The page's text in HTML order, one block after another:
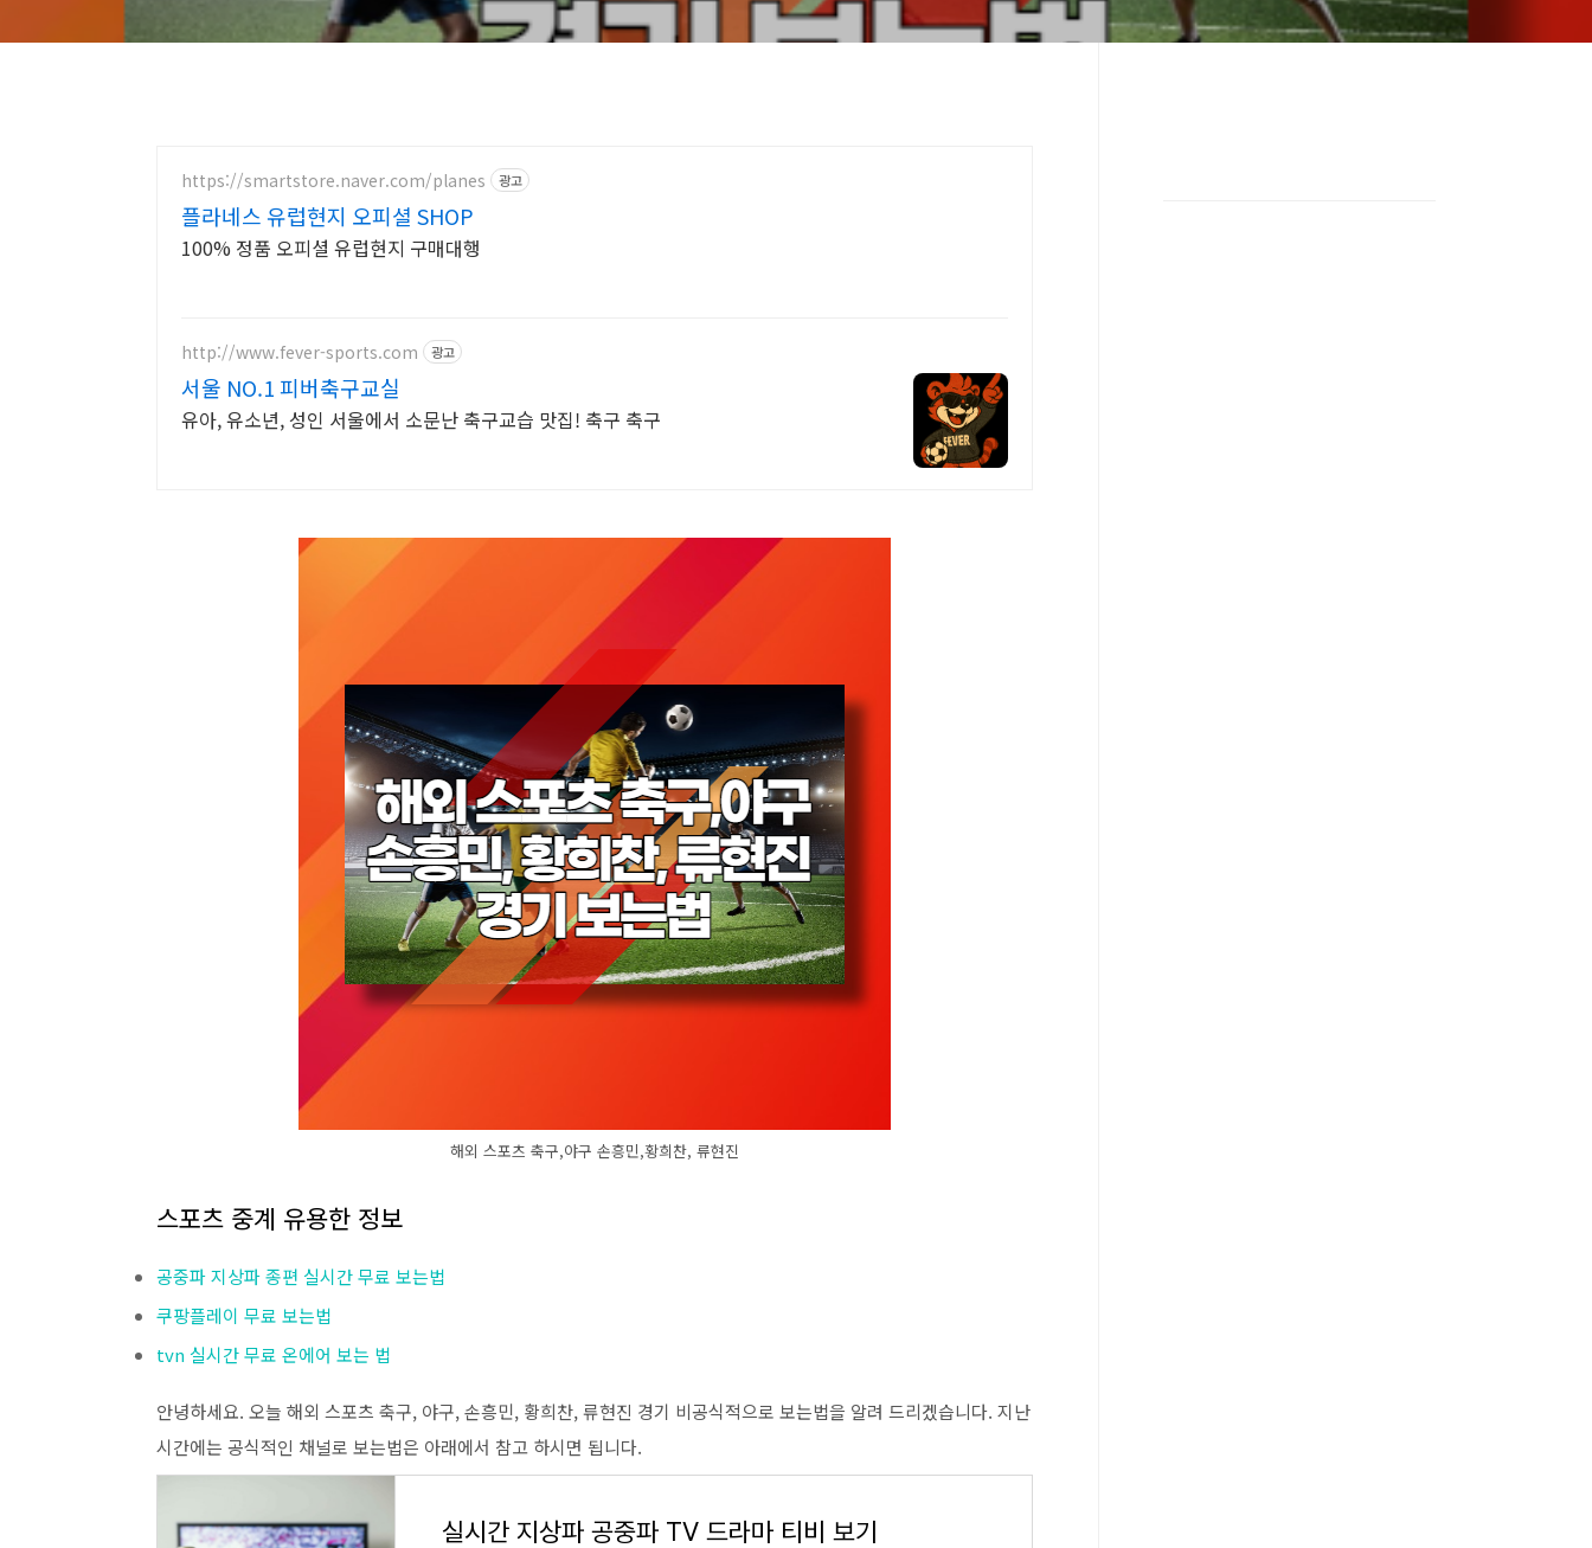
https://smartstore.naver.com/planes 광고
플라네스 유럽현지 오피셜 SHOP
100% 정품 오피셜 유럽현지 구매대행
http://www.fever-sports.com 광고
서울 NO.1 피버축구교실
유아, 유소년, 성인 서울에서 소문난 축구교습 맛집! 축구 축구
해외 스포츠 축구,야구 손흥민,황희찬, 류현진
스포츠 중계 유용한 정보
공중파 지상파 종편 실시간 무료 보는법
쿠팡플레이 무료 보는법
tvn 실시간 무료 온에어 보는 법
안녕하세요. 오늘 해외 스포츠 축구, 야구, 손흥민, 황희찬, 류현진 경기 비공식적으로 보는법을 알려 드리겠습니다. 지난
시간에는 공식적인 채널로 보는법은 아래에서 참고 하시면 됩니다.
실시간 지상파 공중파 TV 드라마 티비 보기